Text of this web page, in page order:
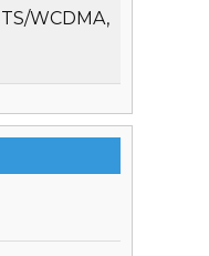
WCDMA,